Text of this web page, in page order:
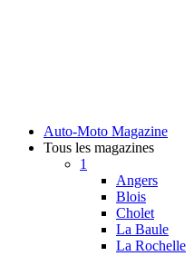
Auto-Moto Magazine
Tous les magazines
1
Angers
Blois
Cholet
La Baule
La Rochelle